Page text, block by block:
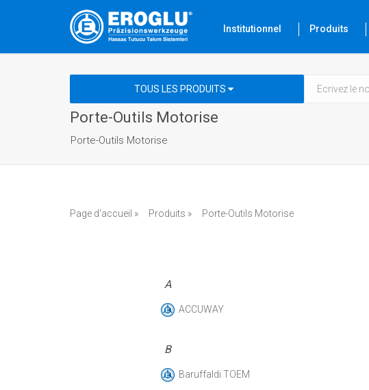
Institutionnel Produits
TOUS LES PRODUITS
Porte-Outils Motorise
Porte-Outils Motorise
Page d'accueil » Produits » Porte-Outils Motorise
A
ACCUWAY
B
Baruffaldi TOEM